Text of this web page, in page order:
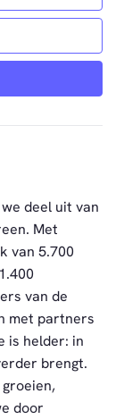
deel uit van
Met
van 5.700
van de
met partners
is helder: in
brengt.
door